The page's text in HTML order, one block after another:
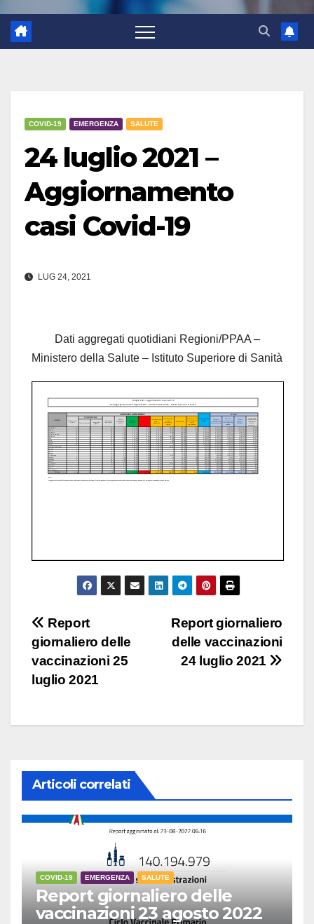
COVID-19 EMERGENZA SALUTE
24 luglio 2021 –
Aggiornamento
casi Covid-19
LUG 24, 2021
Dati aggregati quotidiani Regioni/PPAA –
Ministero della Salute – Istituto Superiore di Sanità
Navigazione
articoli
Report giornaliero
delle vaccinazioni
24 luglio 2021
Report
giornaliero delle
vaccinazioni 25
luglio 2021
Articoli correlati
COVID-19 EMERGENZA SALUTE
Report giornaliero delle
vaccinazioni 23 agosto 2022